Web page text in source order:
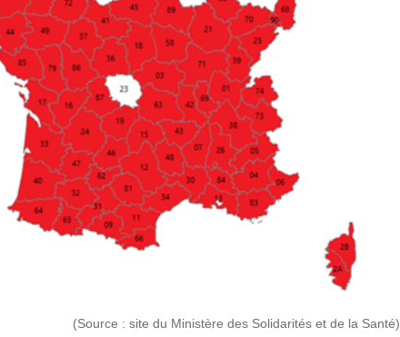
(Source : site du Ministère des Solidarités et de la Santé)